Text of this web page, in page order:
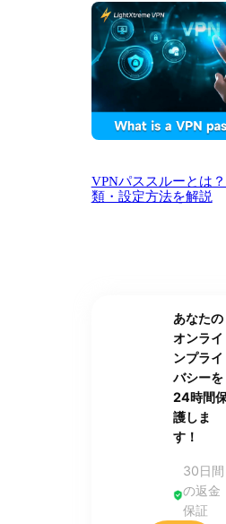
VPNパススルーとは
類・設定方法を解説
あなたの
オンライ
ンプライ
バシーを
24時間
護しま
す！
30日間
の返金
保証